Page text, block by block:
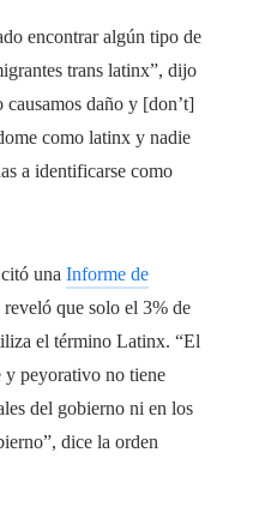
encontrar algún tipo de
trans latinx”, dijo
daño y [don’t]
como latinx y nadie
a identificarse como
una Informe de
reveló que solo el 3% de
el término Latinx. “El
y peyorativo no tiene
del gobierno ni en los
dice la orden